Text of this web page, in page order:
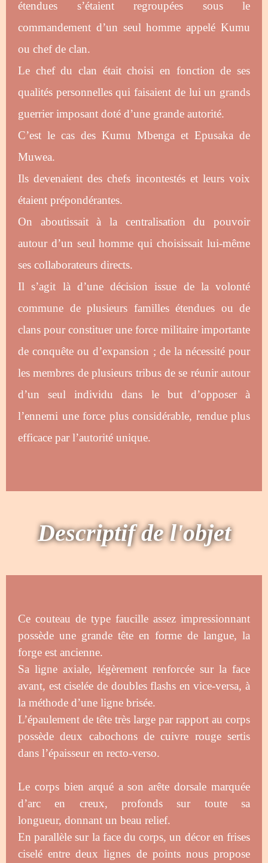
étendues s’étaient regroupées sous le
commandement d’un seul homme appelé Kumu
ou chef de clan.
Le chef du clan était choisi en fonction de ses
qualités personnelles qui faisaient de lui un grands
guerrier imposant doté d’une grande autorité.
C’est le cas des Kumu Mbenga et Epusaka de
Muwea.
Ils devenaient des chefs incontestés et leurs voix
étaient prépondérantes.
On aboutissait à la centralisation du pouvoir
autour d’un seul homme qui choisissait lui-même
ses collaborateurs directs.
Il s’agit là d’une décision issue de la volonté
commune de plusieurs familles étendues ou de
clans pour constituer une force militaire importante
de conquête ou d’expansion ; de la nécessité pour
les membres de plusieurs tribus de se réunir autour
d’un seul individu dans le but d’opposer à
l’ennemi une force plus considérable, rendue plus
efficace par l’autorité unique.
Descriptif de l'objet
Ce couteau de type faucille assez impressionnant
possède une grande tête en forme de langue, la
forge est ancienne.
Sa ligne axiale, légèrement renforcée sur la face
avant, est ciselée de doubles flashs en vice-versa, à
la méthode d’une ligne brisée.
L’épaulement de tête très large par rapport au corps
possède deux cabochons de cuivre rouge sertis
dans l’épaisseur en recto-verso.
Le corps bien arqué a son arête dorsale marquée
d’arc en creux, profonds sur toute sa
longueur, donnant un beau relief.
En parallèle sur la face du corps, un décor en frises
ciselé entre deux lignes de points nous propose